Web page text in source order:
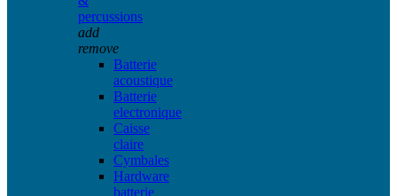
percussions
add
remove
Batterie
acoustique
Batterie
electronique
Caisse
claire
Cymbales
Hardware
batterie